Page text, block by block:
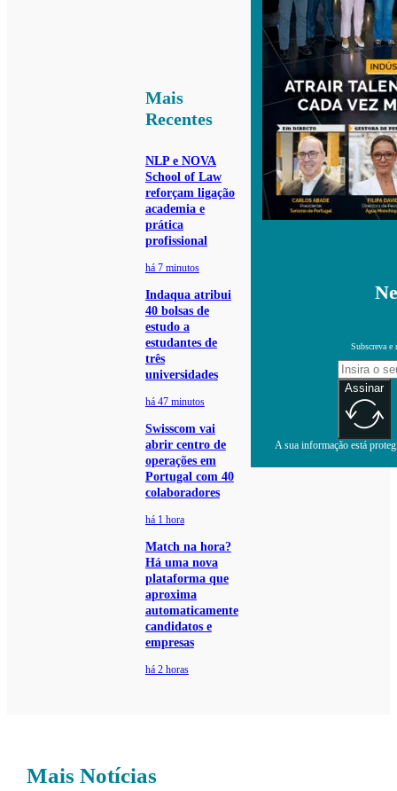
Mais
Recentes
NLP e NOVA
School of Law
reforçam ligação
academia e
prática
profissional
há 7 minutos
Indaqua atribui
40 bolsas de
estudo a
estudantes de
três
universidades
há 47 minutos
Swisscom vai
abrir centro de
operações em
Portugal com 40
colaboradores
há 1 hora
Match na hora?
Há uma nova
plataforma que
aproxima
automaticamente
candidatos e
empresas
há 2 horas
Subscreva e
Assinar
A sua informação está
Mais Notícias